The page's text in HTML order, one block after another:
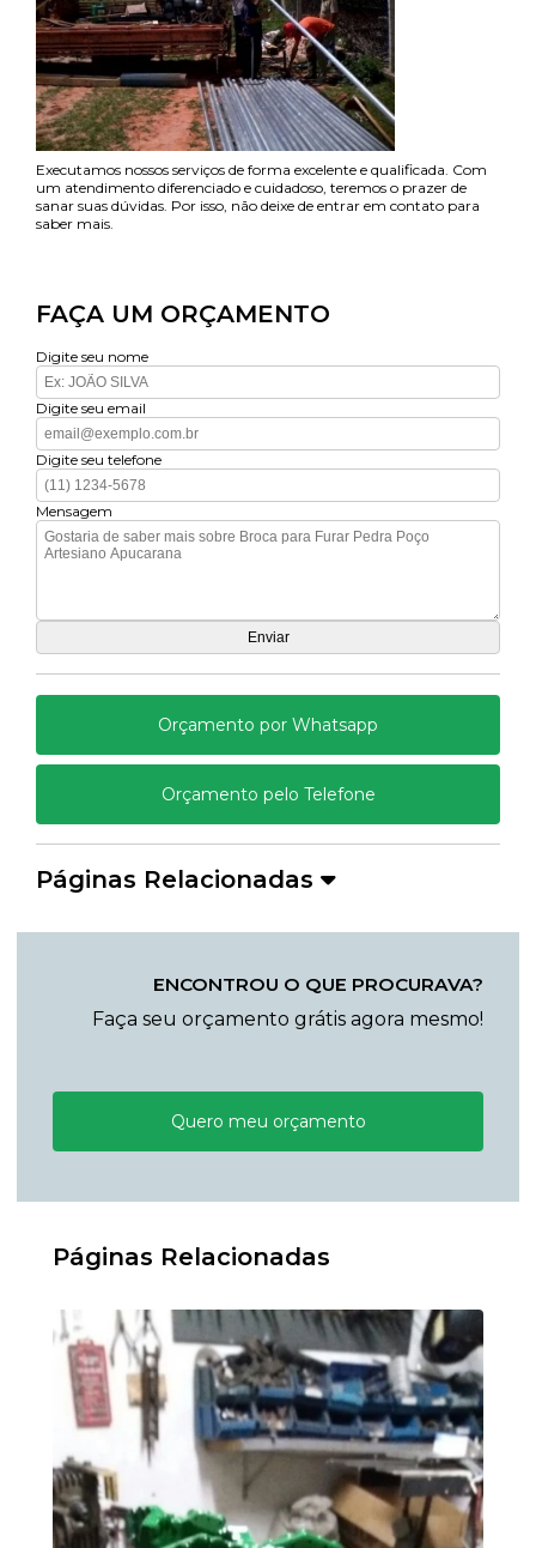
Executamos nossos serviços de forma excelente e qualificada. Com
um atendimento diferenciado e cuidadoso, teremos o prazer de
sanar suas dúvidas. Por isso, não deixe de entrar em contato para
saber mais.
FAÇA UM ORÇAMENTO
Digite seu nome
Digite seu email
Digite seu telefone
Mensagem
Orçamento por Whatsapp
Orçamento pelo Telefone
Páginas Relacionadas
ENCONTROU O QUE PROCURAVA?
Faça seu orçamento grátis agora mesmo!
Quero meu orçamento
Páginas Relacionadas